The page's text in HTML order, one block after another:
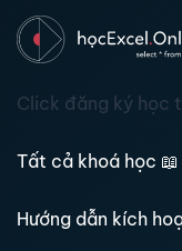
Click đăng ký học
Tất cả khoá học 📖
Hướng dẫn kích